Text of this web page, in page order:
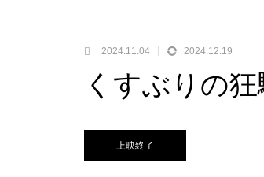
2024.11.04 2024.12.19
くすぶりの狂
上映終了